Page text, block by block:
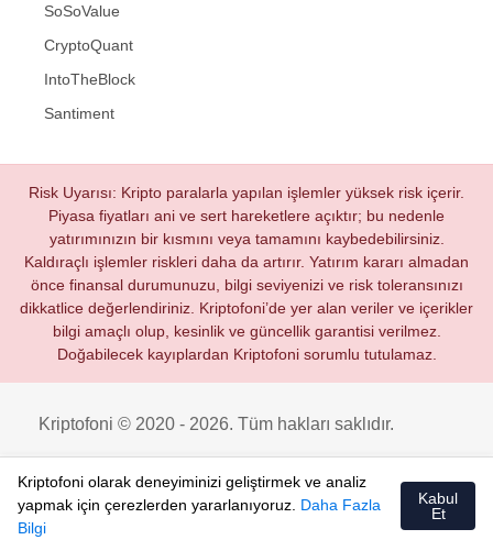
SoSoValue
CryptoQuant
IntoTheBlock
Santiment
Risk Uyarısı: Kripto paralarla yapılan işlemler yüksek risk içerir.
Piyasa fiyatları ani ve sert hareketlere açıktır; bu nedenle
yatırımınızın bir kısmını veya tamamını kaybedebilirsiniz.
Kaldıraçlı işlemler riskleri daha da artırır. Yatırım kararı almadan
önce finansal durumunuzu, bilgi seviyenizi ve risk toleransınızı
dikkatlice değerlendiriniz. Kriptofoni’de yer alan veriler ve içerikler
bilgi amaçlı olup, kesinlik ve güncellik garantisi verilmez.
Doğabilecek kayıplardan Kriptofoni sorumlu tutulamaz.
Kriptofoni © 2020 - 2026. Tüm hakları saklıdır.
Kriptofoni olarak deneyiminizi geliştirmek ve analiz
yapmak için çerezlerden yararlanıyoruz. Daha Fazla
Bilgi
Kabul
Et